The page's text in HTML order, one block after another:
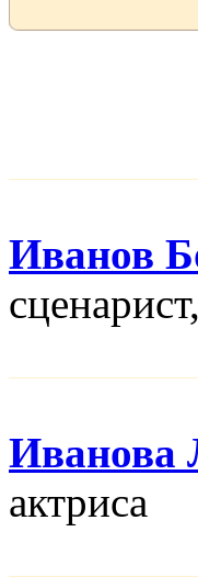
Иванов
Иванова
актриса